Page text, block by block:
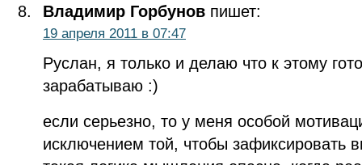
Владимир Горбунов пишет:
19 апреля 2011 в 07:47
Руслан, я только и делаю что к этому
зарабатываю :)
если серьезно, то у меня особой
исключением той, чтобы зафиксировать